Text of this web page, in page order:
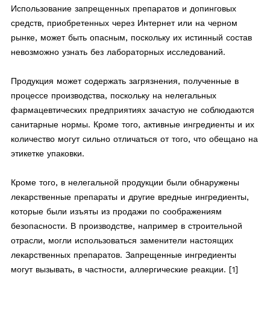
Использование запрещенных препаратов и допинговых
средств, приобретенных через Интернет или на черном
рынке, может быть опасным, поскольку их истинный состав
невозможно узнать без лабораторных исследований.
Продукция может содержать загрязнения, полученные в
процессе производства, поскольку на нелегальных
фармацевтических предприятиях зачастую не соблюдаются
санитарные нормы. Кроме того, активные ингредиенты и их
количество могут сильно отличаться от того, что обещано на
этикетке упаковки.
Кроме того, в нелегальной продукции были обнаружены
лекарственные препараты и другие вредные ингредиенты,
которые были изъяты из продажи по соображениям
безопасности. В производстве, например в строительной
отрасли, могли использоваться заменители настоящих
лекарственных препаратов. Запрещенные ингредиенты
могут вызывать, в частности, аллергические реакции. [1]